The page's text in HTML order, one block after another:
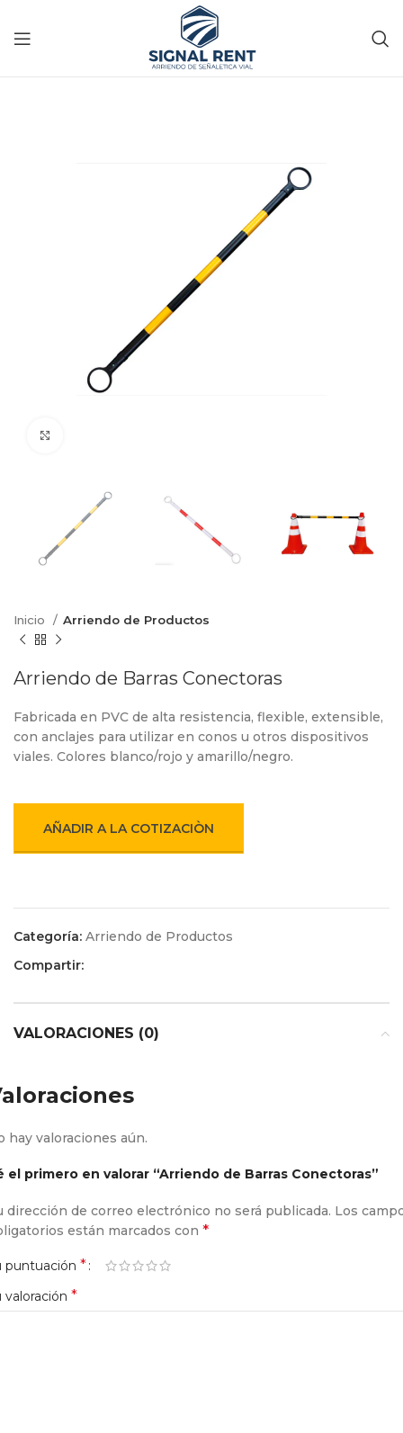
Inicio Arriendo de Productos
Arriendo de Barras Conectoras
Fabricada en PVC de alta resistencia, flexible, extensible,
con anclajes para utilizar en conos u otros dispositivos
viales. Colores blanco/rojo y amarillo/negro.
AÑADIR A LA COTIZACIÒN
Categoría: Arriendo de Productos
Compartir:
VALORACIONES (0)
hay valoraciones aún.
el primero en valorar “Arriendo de Barras Conectoras”
dirección de correo electrónico no será publicada. Los
están marcados con *
puntuación *
valoración *